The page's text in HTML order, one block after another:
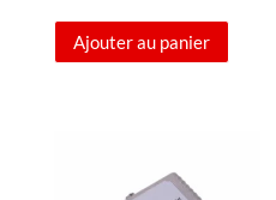
Ajouter au panier